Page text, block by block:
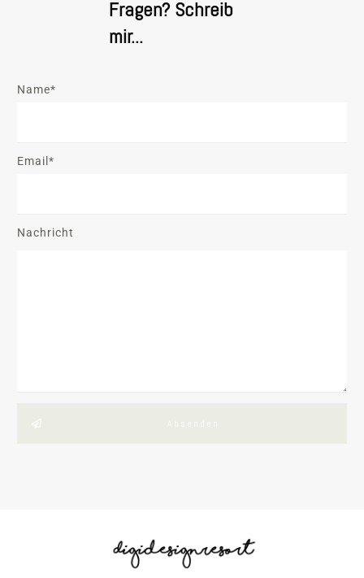
Fragen? Schreib
mir...
Name*
Email*
Nachricht